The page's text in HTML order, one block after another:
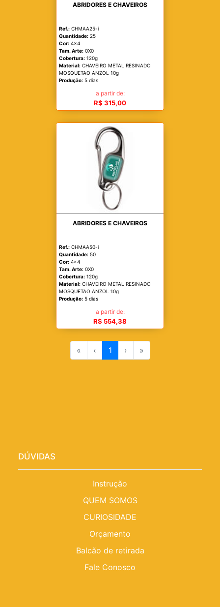
ABRIDORES E CHAVEIROS
Ref.: CHMAA25-i
Quantidade: 25
Cor: 4x4
Tam. Arte: 0X0
Cobertura: 120g
Material: CHAVEIRO METAL RESINADO
MOSQUETAO ANZOL 10g
Produção: 5 dias
a partir de:
R$ 315,00
ABRIDORES E CHAVEIROS
Ref.: CHMAA50-i
Quantidade: 50
Cor: 4x4
Tam. Arte: 0X0
Cobertura: 120g
Material: CHAVEIRO METAL RESINADO
MOSQUETAO ANZOL 10g
Produção: 5 dias
a partir de:
R$ 554,38
« ‹ 1 › »
DÚVIDAS
Instrução
QUEM SOMOS
CURIOSIDADE
Orçamento
Balcão de retirada
Fale Conosco